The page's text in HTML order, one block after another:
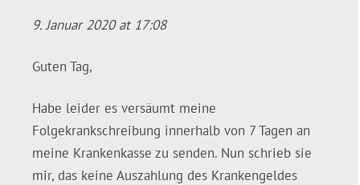
9. Januar 2020 at 17:08
Guten Tag,
Habe leider es versäumt meine
Folgekrankschreibung innerhalb von 7 Tagen an
meine Krankenkasse zu senden. Nun schrieb sie
mir, das keine Auszahlung des Krankengeldes